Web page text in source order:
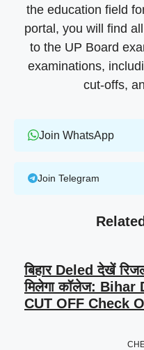
the education field
portal, you will find
to the UP Board
examinations,
cut-offs,
Join WhatsApp
Join Telegram
बिहार Deled देखें
मिलेगा कॉलेज:
CUT OFF Check